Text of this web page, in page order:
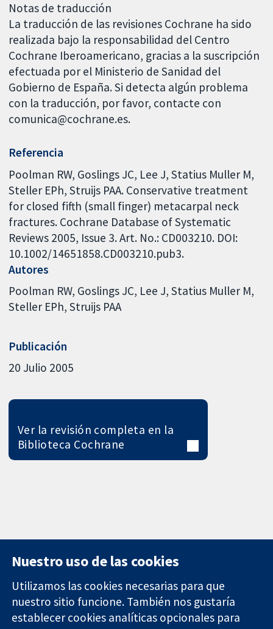
Notas de traducción
La traducción de las revisiones Cochrane ha sido
realizada bajo la responsabilidad del Centro
Cochrane Iberoamericano, gracias a la suscripción
efectuada por el Ministerio de Sanidad del
Gobierno de España. Si detecta algún problema
con la traducción, por favor, contacte con
comunica@cochrane.es.
Referencia
Poolman RW, Goslings JC, Lee J, Statius Muller M,
Steller EPh, Struijs PAA. Conservative treatment
for closed fifth (small finger) metacarpal neck
fractures. Cochrane Database of Systematic
Reviews 2005, Issue 3. Art. No.: CD003210. DOI:
10.1002/14651858.CD003210.pub3.
Autores
Poolman RW Goslings JC Lee J Statius Muller M
Steller EPh Struijs PAA
Publicación
20 Julio 2005
Ver la revisión completa en la
Biblioteca Cochrane
11-13 Cavendish
Square
Contacto
Noticias
Nuestro uso de las cookies
Utilizamos las cookies necesarias para que
nuestro sitio funcione. También nos gustaría
establecer cookies analíticas opcionales para